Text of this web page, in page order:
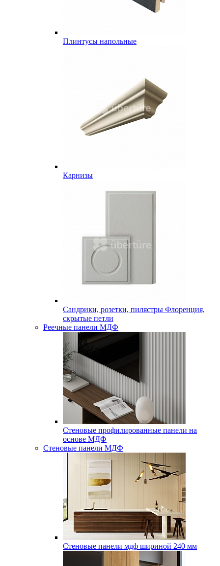
Плинтусы напольные
Карнизы
Сандрики, розетки, пилястры Флоренция,
скрытые петли
Реечные панели МДФ
Стеновые профилированные панели на
основе МДФ
Стеновые панели МДФ
Стеновые панели мдф шириной 240 мм